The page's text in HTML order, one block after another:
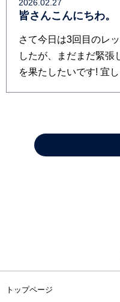
2026.02.27
皆さんこんにちわ。
さて今日は3回目のレ
したが、まだまだ緊張
を果たしたいです! 宜
トップページ